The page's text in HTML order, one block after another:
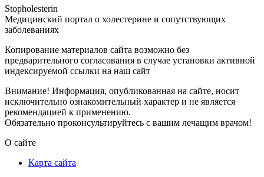
Stopholesterin
Медицинский портал о холестерине и сопутствующих
заболеваниях
Копирование материалов сайта возможно без
предварительного согласования в случае установки активной
индексируемой ссылки на наш сайт
Внимание! Информация, опубликованная на сайте, носит
исключительно ознакомительный характер и не является
рекомендацией к применению.
Обязательно проконсультируйтесь с вашим лечащим врачом!
О сайте
Карта сайта